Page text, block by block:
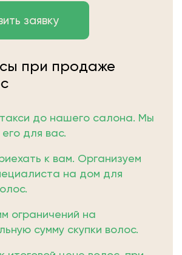
при продаже
до нашего салона. Мы
для вас.
к вам. Организуем
на дом для
ограничений на
сумму скупки волос.